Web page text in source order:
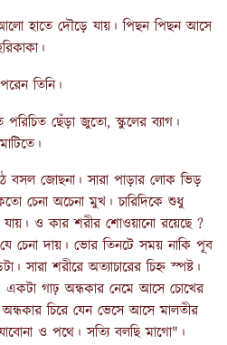
হাতে দৌড়ে যায়। পিছন পিছন আসে
তিনি।
ছেঁড়া জুতো, স্কুলের ব্যাগ।
বসল জোছনা। সারা পাড়ার লোক ভিড়
চেনা অচেনা মুখ। চারিদিকে শুধু
যায়। ও কার শরীর শোওয়ানো রয়েছে ?
চেনা দায়। ভোর তিনটে সময় নাকি পূব
সারা শরীরে অত্যাচারের চিহ্ন স্পষ্ট।
একটা গাঢ় অন্ধকার নেমে আসে চোখের
চিরে যেন ভেসে আসে মালতীর
ও পথে। সত্যি বলছি মাগো"।